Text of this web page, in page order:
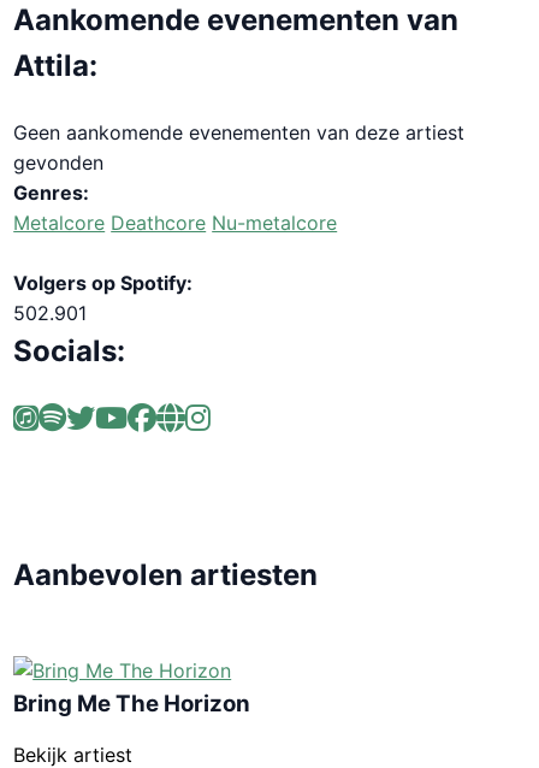
Aankomende evenementen van
Attila:
Geen aankomende evenementen van deze artiest
gevonden
Genres:
Metalcore Deathcore Nu-metalcore
Volgers op Spotify:
502.901
Socials:
Aanbevolen artiesten
Bring Me The Horizon
Bekijk artiest